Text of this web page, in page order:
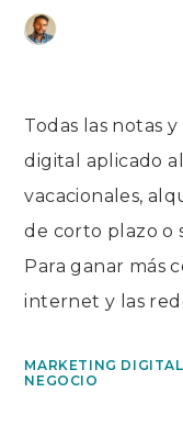
Todas las notas
digital aplicado
vacacionales,
de corto plazo o
Para ganar más
internet y las
MARKETING DIGITAL
NEGOCIO